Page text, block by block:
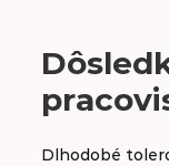
Dlhodobé